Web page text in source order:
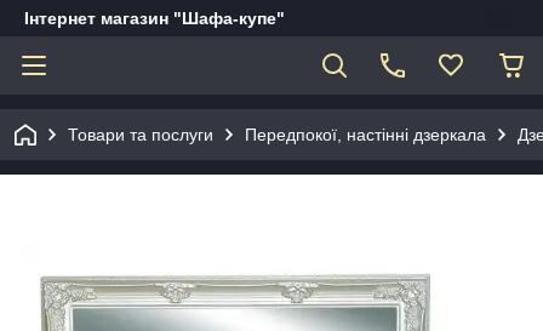
Інтернет магазин "Шафа-купе"
Товари та послуги Передпокої, настінні дзеркала